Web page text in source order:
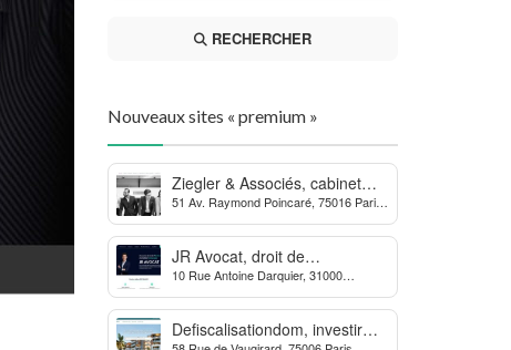
RECHERCHER
Nouveaux sites « premium »
Ziegler & Associés, cabinet
d’avocats en droit bancaire,
cryptomonnaie et escroqueries
financières
51 Av. Raymond Poincaré, 75016 Paris,
JR Avocat, droit de
l’environnement et de
l’urbanisme
10 Rue Antoine Darquier, 31000
Defiscalisationdom, investir